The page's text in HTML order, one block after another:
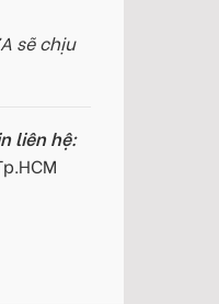
sẽ chịu
liên hệ: